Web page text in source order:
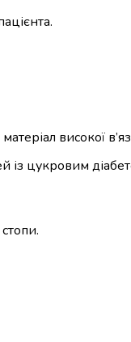
високої
із цукровим